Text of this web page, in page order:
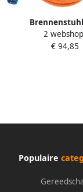
Brennenstuhl
verlengsnoer
Camping
2
€ 94,85
Populaire